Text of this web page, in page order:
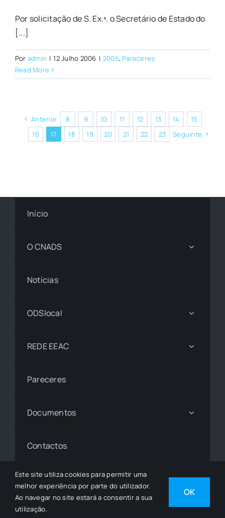
Por solicitação de S. Ex.ª. o Secretário de Estado do
[...]
Por admin | 12 Julho 2006 | 2006, Pareceres
Read More
Anterior 8 9 10 11 12 13 14
15
16
17 18 19 20 21 22 23 Seguinte
Início
O CNADS
Notícias
ODSlocal
REDE EEAC
Pareceres
Documentos
Contactos
© 1997 - 2026• © Todos os Direitos Reservados •
Desenvolvido porSGSI
Este site utiliza cookies para permitir uma
melhor experiência por parte do utilizador.
Ao navegar no site estará a consentir a sua
utilização.
OK